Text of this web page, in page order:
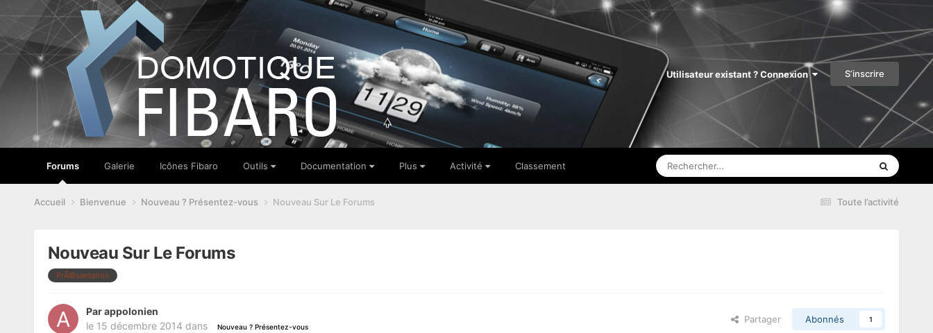
Utilisateur existant ? Connexion S’inscrire
Forums Galerie Icônes Fibaro Outils Documentation Plus Activité Classement
Toute l’activité
Accueil Bienvenue Nouveau ? Présentez-vous Nouveau Sur Le Forums
Nouveau Sur Le Forums
PrÃ©sentation
Parappolonien
le 15 décembre 2014 dans Nouveau ? Présentez-vous
Partager Abonnés 1